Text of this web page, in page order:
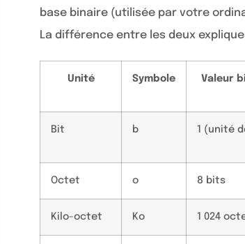
base binaire (utilisée par votre
La différence entre les deux
Unité Symbole Valeur
Bit b 1 (unité
Octet o 8 bits
Kilo-octet Ko 1 024